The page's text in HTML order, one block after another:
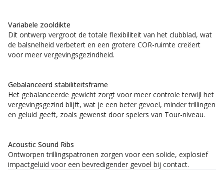
Variabele zooldikte
Dit ontwerp vergroot de totale flexibiliteit van het clubblad, wat
de balsnelheid verbetert en een grotere COR-ruimte creëert
voor meer vergevingsgezindheid.
Gebalanceerd stabiliteitsframe
Het gebalanceerde gewicht zorgt voor meer controle terwijl het
vergevingsgezind blijft, wat je een beter gevoel, minder trillingen
en geluid geeft, zoals gewenst door spelers van Tour-niveau.
Acoustic Sound Ribs
Ontworpen trillingspatronen zorgen voor een solide, explosief
impactgeluid voor een bevredigender gevoel bij contact.